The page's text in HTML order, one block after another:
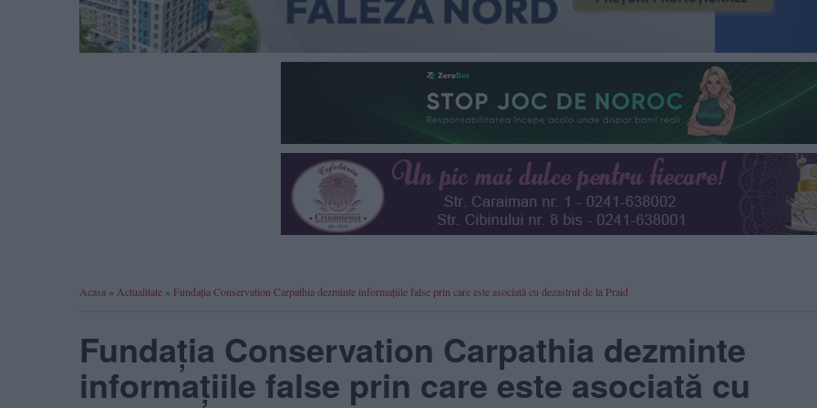
Acasa » Actualitate » Fundația Conservation Carpathia dezminte informațiile false prin care este asociată cu dezastrul de la Praid
Fundația Conservation Carpathia dezminte
informațiile false prin care este asociată cu